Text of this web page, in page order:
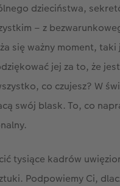
dzieciństwa,
– z
się ważny moment, taki
jej za to, że
co czujesz? W
swój blask. To, co
tysiące kadrów
Podpowiemy Ci,